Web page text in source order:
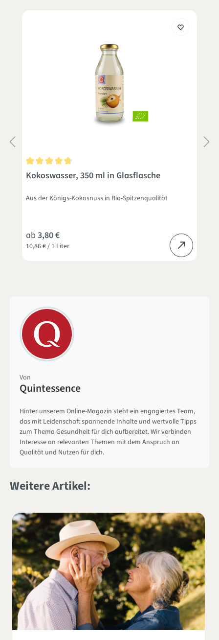
Durchschnittliche Bewertung von 4.8 von 5 Sternen
Kokoswasser, 350 ml in Glasflasche
Aus der Königs-Kokosnuss in Bio-Spitzenqualität
10,86 € / 1 Liter
ab 3,80 €
Von
Quintessence
Hinter unserem Online-Magazin steht ein engagiertes Team,
das mit Leidenschaft spannende Inhalte und wertvolle Tipps
zum Thema Gesundheit für dich aufbereitet. Wir verbinden
Interesse an relevanten Themen mit dem Anspruch an
Qualität und Nutzen für dich.
Weitere Artikel: